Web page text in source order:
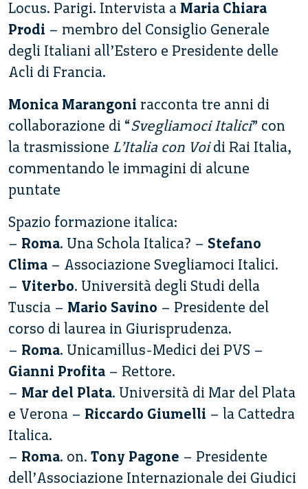
Locus. Parigi. Intervista a Maria Chiara
Prodi – membro del Consiglio Generale
degli Italiani all’Estero e Presidente delle
Acli di Francia.
Monica Marangoni racconta tre anni di
collaborazione di “Svegliamoci Italici” con
la trasmissione L’Italia con Voidi Rai Italia,
commentando le immagini di alcune
puntate
Spazio formazione italica:
– Roma. Una Schola Italica? – Stefano
Clima – Associazione Svegliamoci Italici.
– Viterbo. Università degli Studi della
Tuscia – Mario Savino – Presidente del
corso di laurea in Giurisprudenza.
– Roma. Unicamillus-Medici dei PVS –
Gianni Profita – Rettore.
– Mar del Plata. Università di Mar del Plata
e Verona – Riccardo Giumelli – la Cattedra
Italica.
– Roma. on. Tony Pagone – Presidente
dell’Associazione Internazionale dei Giudici